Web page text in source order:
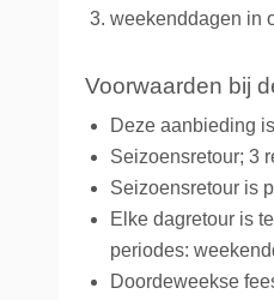
weekenddagen in
Voorwaarden bij
Deze aanbieding
Seizoensretour; 3
Seizoensretour is
Elke dagretour is
periodes:
Doordeweekse